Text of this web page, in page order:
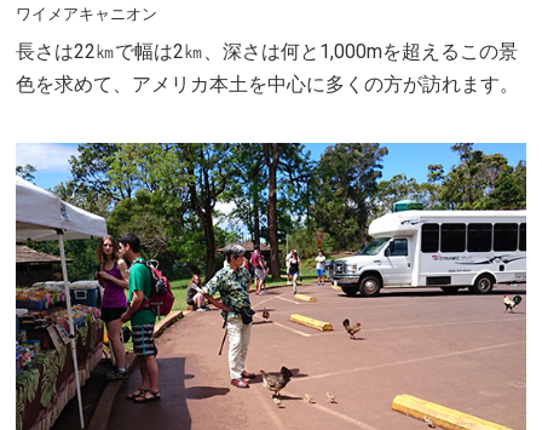
ワイメアキャニオン
長さは22㎞で幅は2㎞、深さは何と1,000mを超えるこの景
色を求めて、アメリカ本土を中心に多くの方が訪れます。